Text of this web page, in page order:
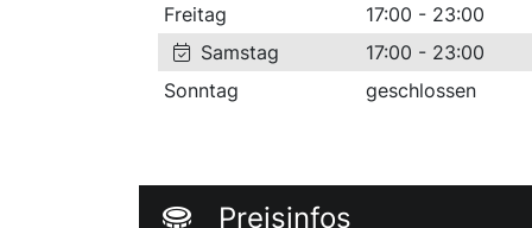
Freitag
17:00 - 23:00
Samstag
17:00 - 23:00
Sonntag
geschlossen
Preisinfos